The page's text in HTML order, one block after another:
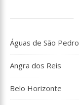
Águas de São Pedro
Angra dos Reis
Belo Horizonte